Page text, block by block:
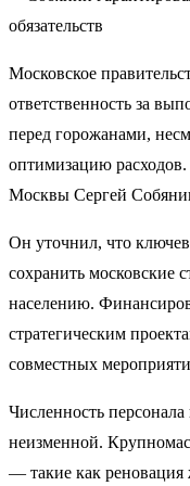
Московское
ответственность за
перед горожанами,
оптимизацию
Москвы Сергей
Он уточнил, что
сохранить московские
населению.
стратегическим
совместных
Численность
неизменной.
— такие как реновация